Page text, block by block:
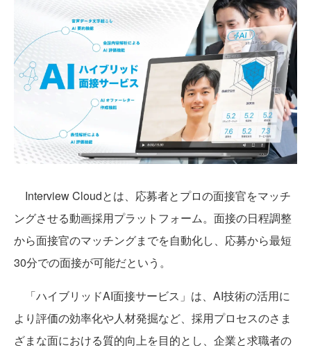
Interview Cloudとは、応募者とプロの面接官をマッチ
ングさせる動画採用プラットフォーム。面接の日程調整
から面接官のマッチングまでを自動化し、応募から最短
30分での面接が可能だという。
「ハイブリッドAI面接サービス」は、AI技術の活用に
より評価の効率化や人材発掘など、採用プロセスのさま
ざまな面における質的向上を目的とし、企業と求職者の